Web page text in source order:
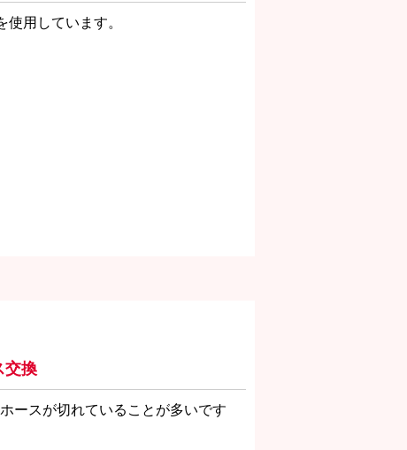
用しています。
交換
ースが切れていることが多いです